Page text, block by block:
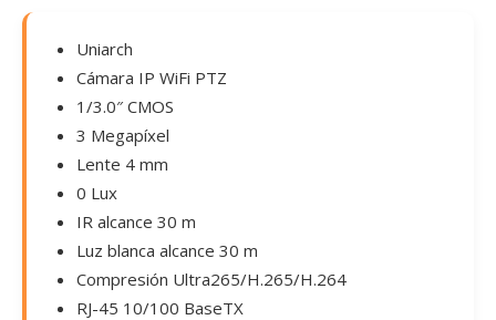
Uniarch
Cámara IP WiFi PTZ
1/3.0″ CMOS
3 Megapíxel
Lente 4 mm
0 Lux
IR alcance 30 m
Luz blanca alcance 30 m
Compresión Ultra265/H.265/H.264
RJ-45 10/100 BaseTX